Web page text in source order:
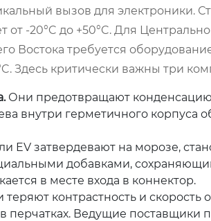
вызов для электроники.
от -20°C до +50°C. Для
Востока требуется
Здесь критически важны три
Они предотвращают конденсацию
внутри герметичного корпуса
EV затвердевают на морозе,
добавками,
в месте входа в коннектор.
контрастность и скорость
перчатках. Ведущие